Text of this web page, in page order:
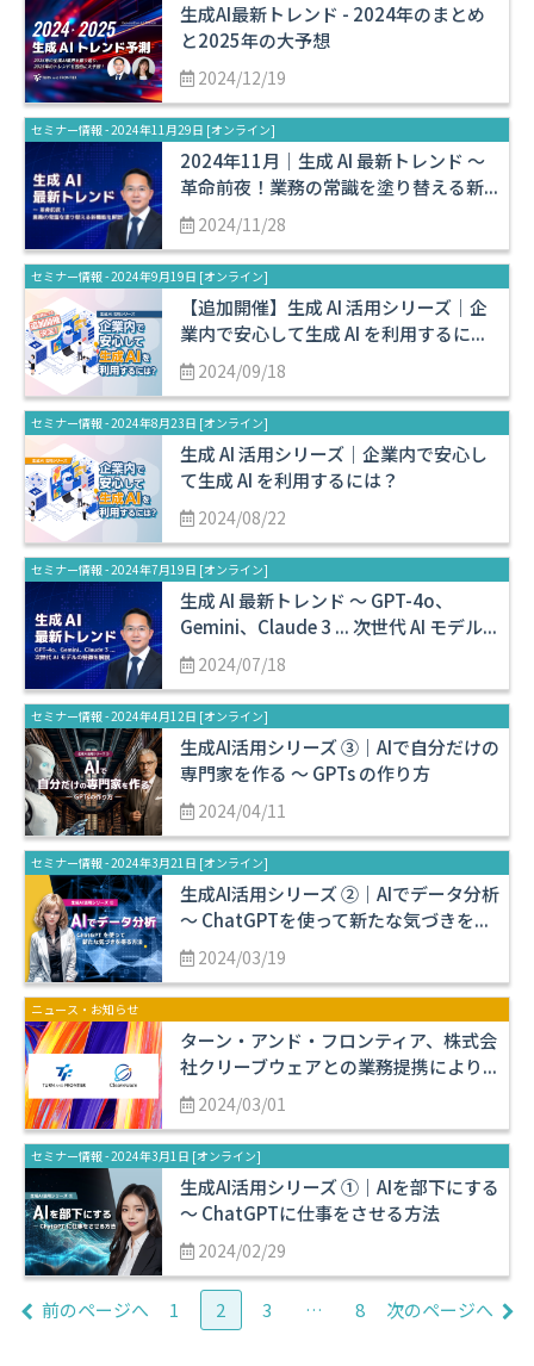
生成AI最新トレンド - 2024年のまとめ
と2025年の大予想
2024/12/19
セミナー情報 - 2024年11月29日 [オンライン]
2024年11月｜生成 AI 最新トレンド 〜
革命前夜！業務の常識を塗り替える新...
2024/11/28
セミナー情報 - 2024年9月19日 [オンライン]
【追加開催】生成 AI 活用シリーズ｜企
業内で安心して生成 AI を利用するに...
2024/09/18
セミナー情報 - 2024年8月23日 [オンライン]
生成 AI 活用シリーズ｜企業内で安心し
て生成 AI を利用するには？
2024/08/22
セミナー情報 - 2024年7月19日 [オンライン]
生成 AI 最新トレンド 〜 GPT-4o、
Gemini、Claude 3 ... 次世代 AI モデル...
2024/07/18
セミナー情報 - 2024年4月12日 [オンライン]
生成AI活用シリーズ ③｜AIで自分だけの
専門家を作る 〜 GPTs の作り方
2024/04/11
セミナー情報 - 2024年3月21日 [オンライン]
生成AI活用シリーズ ②｜AIでデータ分析
〜 ChatGPTを使って新たな気づきを...
2024/03/19
ニュース・お知らせ
ターン・アンド・フロンティア、株式会
社クリーブウェアとの業務提携により...
2024/03/01
セミナー情報 - 2024年3月1日 [オンライン]
生成AI活用シリーズ ①｜AIを部下にする
〜 ChatGPTに仕事をさせる方法
2024/02/29
前のページへ 1 2 3 … 8 次のページへ